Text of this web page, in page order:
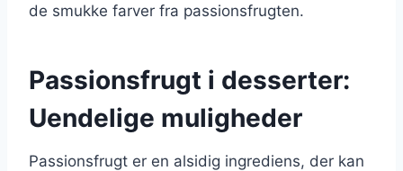
de smukke farver fra passionsfrugten.
Passionsfrugt i desserter:
Uendelige muligheder
Passionsfrugt er en alsidig ingrediens, der kan